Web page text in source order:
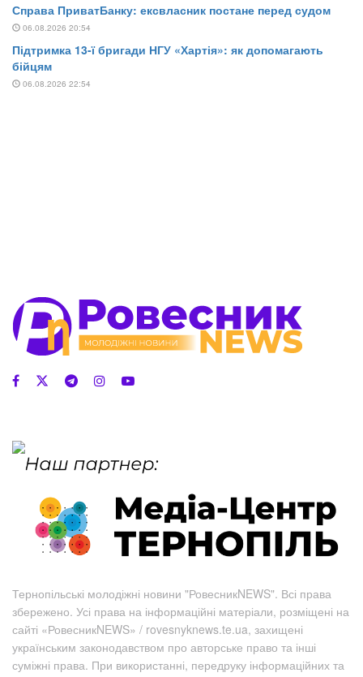
Тернопільські молодіжні новини "РовесникNEWS". Всі права
збережено. Усі права на інформаційні матеріали, розміщені на
сайті «РовесникNEWS» / rovesnyknews.te.ua, захищені
українським законодавством про авторське право та інші
суміжні права. При використанні, передруку інформаційних та